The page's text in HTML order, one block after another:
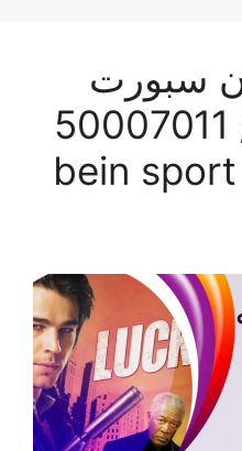
سبورت
مبارك الكبير / 50007011